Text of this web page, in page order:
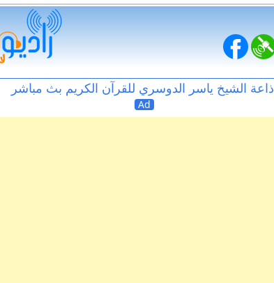
اذاعة الشيخ ياسر الدوسري للقرآن الكريم بث مباشر
Ad